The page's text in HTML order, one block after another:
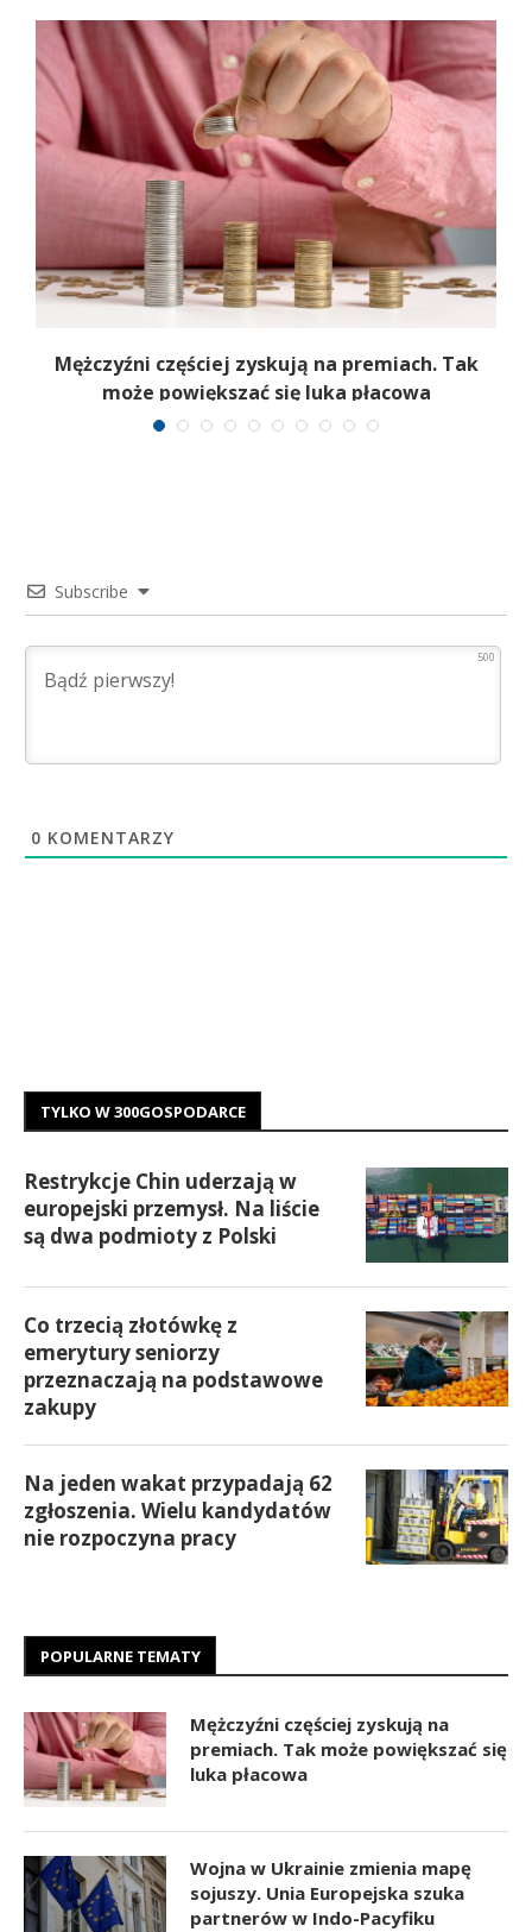
Mężczyźni częściej zyskują na premiach. Tak
może powiększać się luka płacowa
Subscribe
500
0 KOMENTARZY
TYLKO W 300GOSPODARCE
Restrykcje Chin uderzają w
europejski przemysł. Na liście
są dwa podmioty z Polski
Co trzecią złotówkę z
emerytury seniorzy
przeznaczają na podstawowe
zakupy
Na jeden wakat przypadają 62
zgłoszenia. Wielu kandydatów
nie rozpoczyna pracy
POPULARNE TEMATY
Mężczyźni częściej zyskują na
premiach. Tak może powiększać się
luka płacowa
Wojna w Ukrainie zmienia mapę
sojuszy. Unia Europejska szuka
partnerów w Indo-Pacyfiku